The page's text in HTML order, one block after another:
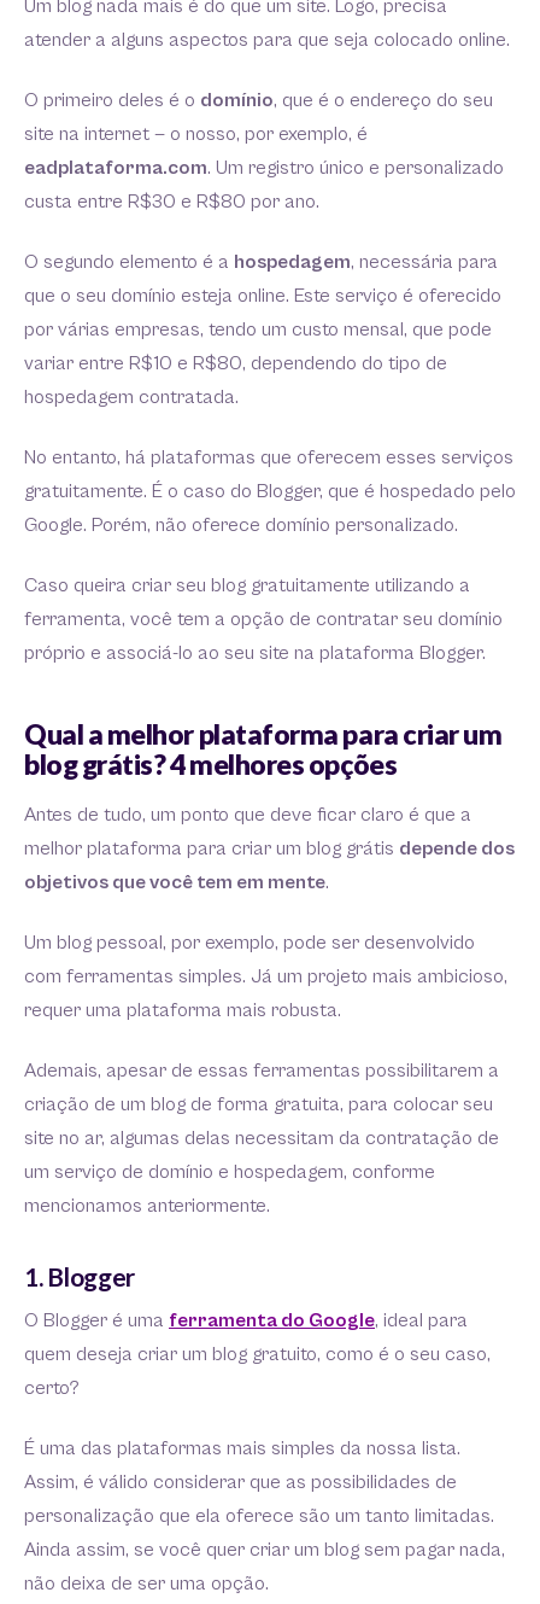
Um blog nada mais é do que um site. Logo, precisa
atender a alguns aspectos para que seja colocado online.
O primeiro deles é o domínio, que é o endereço do seu
site na internet — o nosso, por exemplo, é
eadplataforma.com. Um registro único e personalizado
custa entre R$30 e R$80 por ano.
O segundo elemento é a hospedagem, necessária para
que o seu domínio esteja online. Este serviço é oferecido
por várias empresas, tendo um custo mensal, que pode
variar entre R$10 e R$80, dependendo do tipo de
hospedagem contratada.
No entanto, há plataformas que oferecem esses serviços
gratuitamente. É o caso do Blogger, que é hospedado pelo
Google. Porém, não oferece domínio personalizado.
Caso queira criar seu blog gratuitamente utilizando a
ferramenta, você tem a opção de contratar seu domínio
próprio e associá-lo ao seu site na plataforma Blogger.
Qual a melhor plataforma para criar um
blog grátis? 4 melhores opções
Antes de tudo, um ponto que deve ficar claro é que a
melhor plataforma para criar um blog grátis depende dos
objetivos que você tem em mente.
Um blog pessoal, por exemplo, pode ser desenvolvido
com ferramentas simples. Já um projeto mais ambicioso,
requer uma plataforma mais robusta.
Ademais, apesar de essas ferramentas possibilitarem a
criação de um blog de forma gratuita, para colocar seu
site no ar, algumas delas necessitam da contratação de
um serviço de domínio e hospedagem, conforme
mencionamos anteriormente.
1. Blogger
O Blogger é uma ferramenta do Google, ideal para
quem deseja criar um blog gratuito, como é o seu caso,
certo?
É uma das plataformas mais simples da nossa lista.
Assim, é válido considerar que as possibilidades de
personalização que ela oferece são um tanto limitadas.
Ainda assim, se você quer criar um blog sem pagar nada,
não deixa de ser uma opção.